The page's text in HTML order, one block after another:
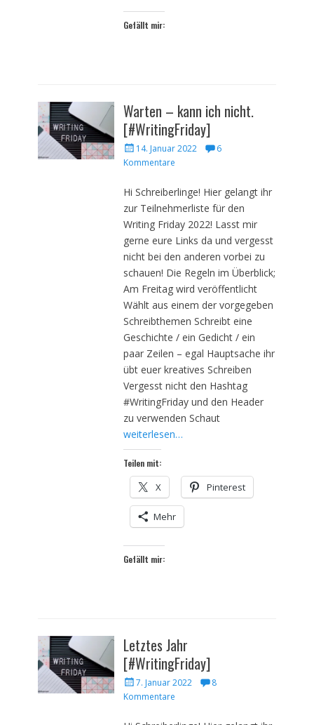
Gefällt mir:
Warten – kann ich nicht.
[#WritingFriday]
Veröffentlicht
am
14. Januar 2022
6
Kommentare
Hi Schreiberlinge! Hier gelangt ihr
zur Teilnehmerliste für den
Writing Friday 2022! Lasst mir
gerne eure Links da und vergesst
nicht bei den anderen vorbei zu
schauen! Die Regeln im Überblick;
Am Freitag wird veröffentlicht
Wählt aus einem der vorgegeben
Schreibthemen Schreibt eine
Geschichte / ein Gedicht / ein
paar Zeilen – egal Hauptsache ihr
übt euer kreatives Schreiben
Vergesst nicht den Hashtag
#WritingFriday und den Header
zu verwenden Schaut
weiterlesen…
Teilen mit:
X Pinterest
Mehr
Gefällt mir:
Letztes Jahr
[#WritingFriday]
Veröffentlicht
am
7. Januar 2022
8
Kommentare